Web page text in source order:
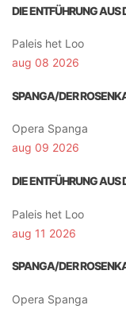
DIE ENTFÜHRUNG
Paleis het Loo
aug 08 2026
SPANGA/DER
Opera Spanga
aug 09 2026
DIE ENTFÜHRUNG
Paleis het Loo
aug 11 2026
SPANGA/DER
Opera Spanga